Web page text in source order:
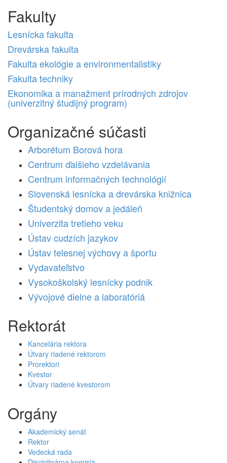
Fakulty
Lesnícka fakulta
Drevárska fakulta
Fakulta ekológie a environmentalistiky
Fakulta techniky
Ekonomika a manažment prírodných zdrojov
(univerzitný študijný program)
Organizačné súčasti
Arborétum Borová hora
Centrum ďalšieho vzdelávania
Centrum informačných technológií
Slovenská lesnícka a drevárska knižnica
Študentský domov a jedáleň
Univerzita tretieho veku
Ústav cudzích jazykov
Ústav telesnej výchovy a športu
Vydavateľstvo
Vysokoškolský lesnícky podnik
Vývojové dielne a laboratóriá
Rektorát
Kancelária rektora
Útvary riadené rektorom
Prorektori
Kvestor
Útvary riadené kvestorom
Orgány
Akademický senát
Rektor
Vedecká rada